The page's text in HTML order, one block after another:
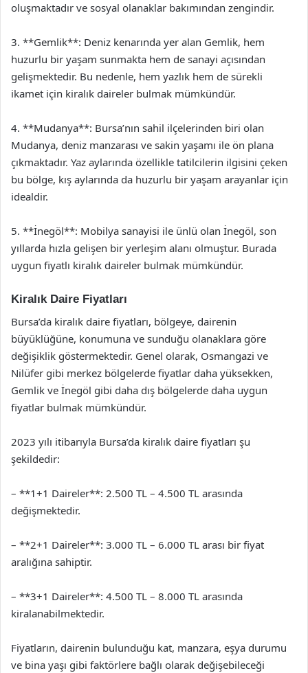
oluşmaktadır ve sosyal olanaklar bakımından zengindir.
3. **Gemlik**: Deniz kenarında yer alan Gemlik, hem
huzurlu bir yaşam sunmakta hem de sanayi açısından
gelişmektedir. Bu nedenle, hem yazlık hem de sürekli
ikamet için kiralık daireler bulmak mümkündür.
4. **Mudanya**: Bursa’nın sahil ilçelerinden biri olan
Mudanya, deniz manzarası ve sakin yaşamı ile ön plana
çıkmaktadır. Yaz aylarında özellikle tatilcilerin ilgisini çeken
bu bölge, kış aylarında da huzurlu bir yaşam arayanlar için
idealdir.
5. **İnegöl**: Mobilya sanayisi ile ünlü olan İnegöl, son
yıllarda hızla gelişen bir yerleşim alanı olmuştur. Burada
uygun fiyatlı kiralık daireler bulmak mümkündür.
Kiralık Daire Fiyatları
Bursa’da kiralık daire fiyatları, bölgeye, dairenin
büyüklüğüne, konumuna ve sunduğu olanaklara göre
değişiklik göstermektedir. Genel olarak, Osmangazi ve
Nilüfer gibi merkez bölgelerde fiyatlar daha yüksekken,
Gemlik ve İnegöl gibi daha dış bölgelerde daha uygun
fiyatlar bulmak mümkündür.
2023 yılı itibarıyla Bursa’da kiralık daire fiyatları şu
şekildedir:
– **1+1 Daireler**: 2.500 TL – 4.500 TL arasında
değişmektedir.
– **2+1 Daireler**: 3.000 TL – 6.000 TL arası bir fiyat
aralığına sahiptir.
– **3+1 Daireler**: 4.500 TL – 8.000 TL arasında
kiralanabilmektedir.
Fiyatların, dairenin bulunduğu kat, manzara, eşya durumu
ve bina yaşı gibi faktörlere bağlı olarak değişebileceği